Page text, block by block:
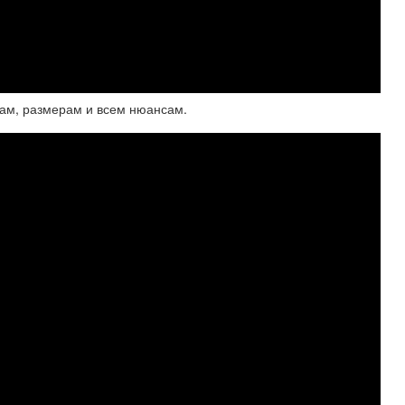
размерам и всем нюансам.